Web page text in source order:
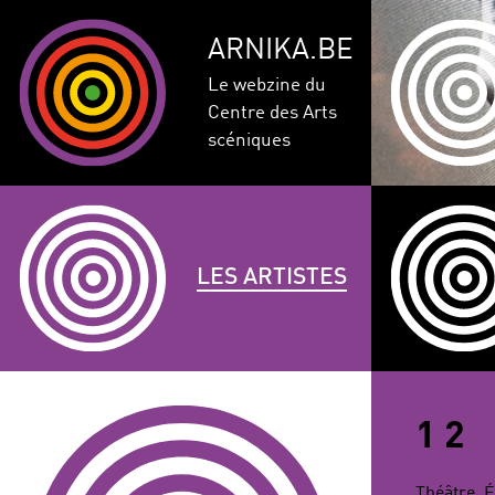
ARNIKA.BE
Le webzine du
Centre des Arts
scéniques
LES ARTISTES
DISCIPLINE
CORPULENCE
ANNÉE DE
1 2